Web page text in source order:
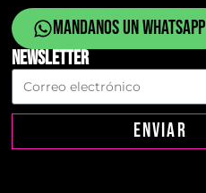
Mandanos un whatsapp
NEWSLETTER
ENVIAR